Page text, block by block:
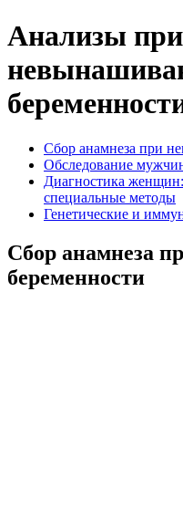
Анализы при
Сбор анамнеза при
Обследование
Диагностика
специальные методы
Генетические и
Сбор анамнеза
беременности